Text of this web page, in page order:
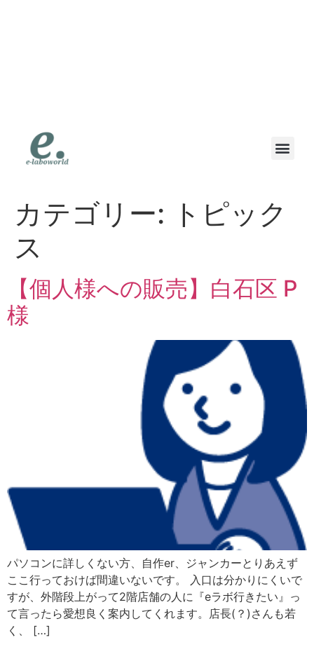
ます
カテゴリー: トピック
ス
【個人様への販売】白石区 P
様
パソコンに詳しくない方、自作er、ジャンカーとりあえず
ここ行っておけば間違いないです。 入口は分かりにくいで
すが、外階段上がって2階店舗の人に『eラボ行きたい』っ
て言ったら愛想良く案内してくれます。店長(？)さんも若
く、 […]